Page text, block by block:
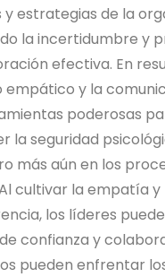
y estrategias de la
la incertidumbre y
efectiva. En
empático y la
poderosas
la seguridad
más aún en los
cultivar la empatía y
los líderes
confianza y
pueden enfrentar